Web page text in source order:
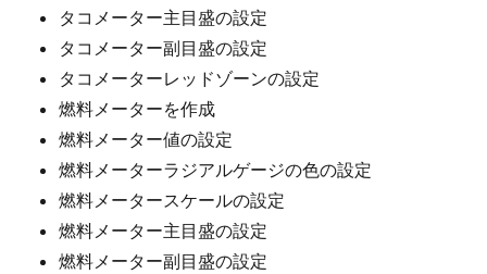
タコメーター主目盛の設定
タコメーター副目盛の設定
タコメーターレッドゾーンの設定
燃料メーターを作成
燃料メーター値の設定
燃料メーターラジアルゲージの色の設定
燃料メータースケールの設定
燃料メーター主目盛の設定
燃料メーター副目盛の設定